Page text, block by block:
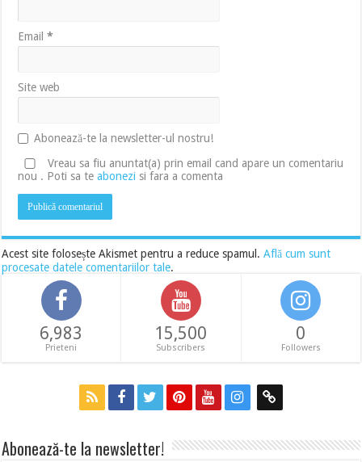
Email*
Site web
Abonează-te la newsletter-ul nostru!
Vreau sa fiu anuntat(a) prin email cand apare un comentariu
nou . Poti sa teabonezi si fara a comenta
Acest site folosește Akismet pentru a reduce spamul.Află cum sunt
procesate datele comentariilor tale.
6,983
Prieteni
15,500
Subscribers
0
Followers
Abonează-te la newsletter!